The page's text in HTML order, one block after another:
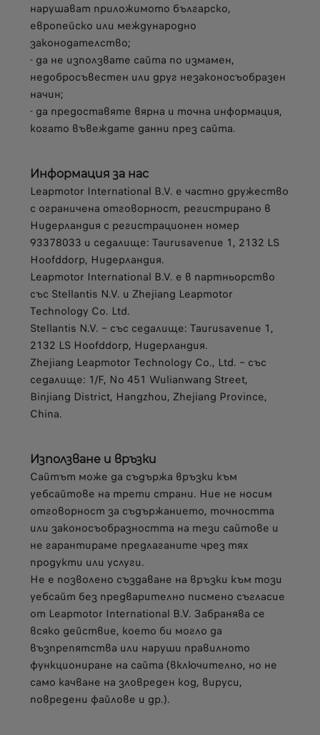
нарушават приложимото българско,
европейско или международно
законодателство;
- да не използвате сайта по измамен,
недобросъвестен или друг незаконосъобразен
начин;
- да предоставяте вярна и точна информация,
когато въвеждате данни през сайта.
Информация за нас
Leapmotor International B.V. е частно дружество
с ограничена отговорност, регистрирано в
Нидерландия с регистрационен номер
93378033 и седалище: Taurusavenue 1, 2132 LS
Hoofddorp, Нидерландия.
Leapmotor International B.V. е в партньорство
със Stellantis N.V. и Zhejiang Leapmotor
Technology Co. Ltd.
Stellantis N.V. – със седалище: Taurusavenue 1,
2132 LS Hoofddorp, Нидерландия.
Zhejiang Leapmotor Technology Co., Ltd. – със
седалище: 1/F, No 451 Wulianwang Street,
Binjiang District, Hangzhou, Zhejiang Province,
China.
Използване и връзки
Сайтът може да съдържа връзки към
уебсайтове на трети страни. Ние не носим
отговорност за съдържанието, точността
или законосъобразността на тези сайтове и
не гарантираме предлаганите чрез тях
продукти или услуги.
Не е позволено създаване на връзки към този
уебсайт без предварително писмено съгласие
от Leapmotor International B.V. Забранява се
всяко действие, което би могло да
възпрепятства или наруши правилното
функциониране на сайта (включително, но не
само качване на зловреден код, вируси,
повредени файлове и др.).